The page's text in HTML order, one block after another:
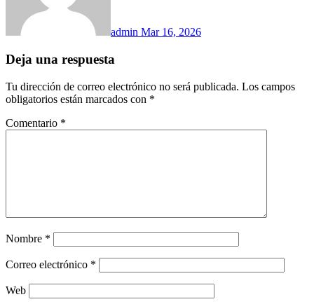
admin Mar 16, 2026
Deja una respuesta
Tu dirección de correo electrónico no será publicada. Los campos
obligatorios están marcados con *
Comentario *
Nombre *
Correo electrónico *
Web